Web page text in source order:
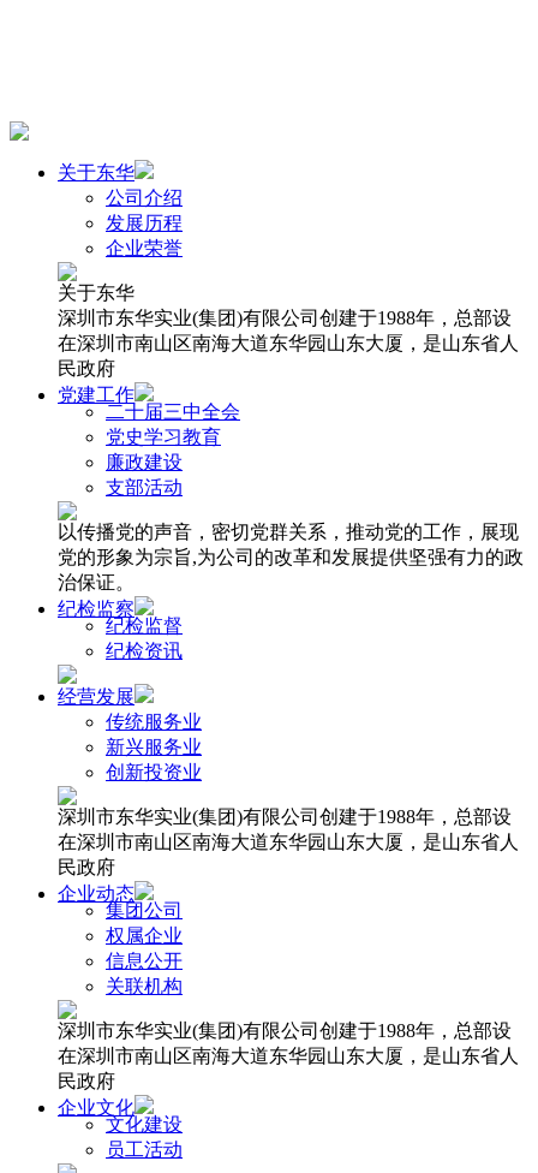
关于东华
公司介绍
发展历程
企业荣誉
关于东华
深圳市东华实业(集团)有限公司创建于1988年，总部设
在深圳市南山区南海大道东华园山东大厦，是山东省人
民政府
党建工作
二十届三中全会
党史学习教育
廉政建设
支部活动
以传播党的声音，密切党群关系，推动党的工作，展现
党的形象为宗旨,为公司的改革和发展提供坚强有力的政
治保证。
纪检监察
纪检监督
纪检资讯
经营发展
传统服务业
新兴服务业
创新投资业
深圳市东华实业(集团)有限公司创建于1988年，总部设
在深圳市南山区南海大道东华园山东大厦，是山东省人
民政府
企业动态
集团公司
权属企业
信息公开
关联机构
深圳市东华实业(集团)有限公司创建于1988年，总部设
在深圳市南山区南海大道东华园山东大厦，是山东省人
民政府
企业文化
文化建设
员工活动